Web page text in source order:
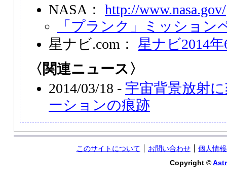
NASA： http://www.nasa.gov/
「プランク」ミッション
星ナビ.com： 星ナビ2014
〈関連ニュース〉
2014/03/18 - 宇宙背景放射
ーションの痕跡
このサイトについて お問い合わせ
個人情
Copyright ©